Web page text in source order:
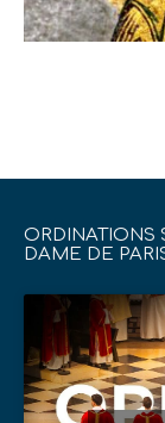
ORDINATIONS
DAME DE